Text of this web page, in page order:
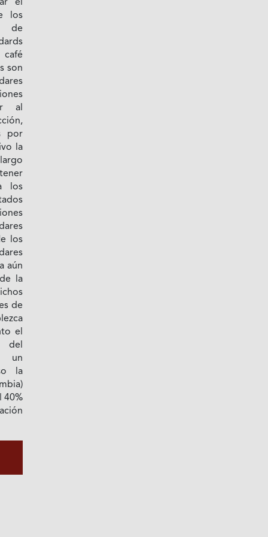
el
los
de
son
al
por
la
los
los
aún
la
de
el
del
un
la
40%